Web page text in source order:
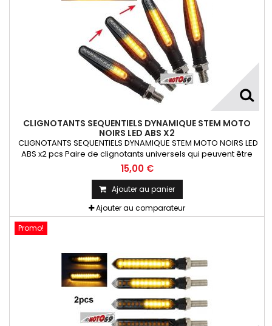
CLIGNOTANTS SEQUENTIELS DYNAMIQUE STEM MOTO
NOIRS LED ABS X2
CLIGNOTANTS SEQUENTIELS DYNAMIQUE STEM MOTO NOIRS LED
ABS x2 pcs Paire de clignotants universels qui peuvent être
adaptables sur toutes motos ou scooters
15,00 €
Ajouter au panier
Ajouter au comparateur
Promo!